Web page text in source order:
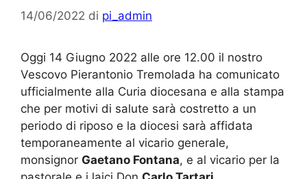
14/06/2022 di pi_admin
Oggi 14 Giugno 2022 alle ore 12.00 il nostro
Vescovo Pierantonio Tremolada ha comunicato
ufficialmente alla Curia diocesana e alla stampa
che per motivi di salute sarà costretto a un
periodo di riposo e la diocesi sarà affidata
temporaneamente al vicario generale,
monsignor Gaetano Fontana, e al vicario per la